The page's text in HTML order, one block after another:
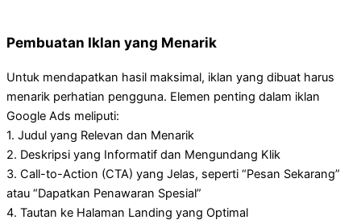
Pembuatan Iklan yang Menarik
Untuk mendapatkan hasil maksimal, iklan yang dibuat harus
menarik perhatian pengguna. Elemen penting dalam iklan
Google Ads meliputi:
1. Judul yang Relevan dan Menarik
2. Deskripsi yang Informatif dan Mengundang Klik
3. Call-to-Action (CTA) yang Jelas, seperti “Pesan Sekarang”
atau “Dapatkan Penawaran Spesial”
4. Tautan ke Halaman Landing yang Optimal